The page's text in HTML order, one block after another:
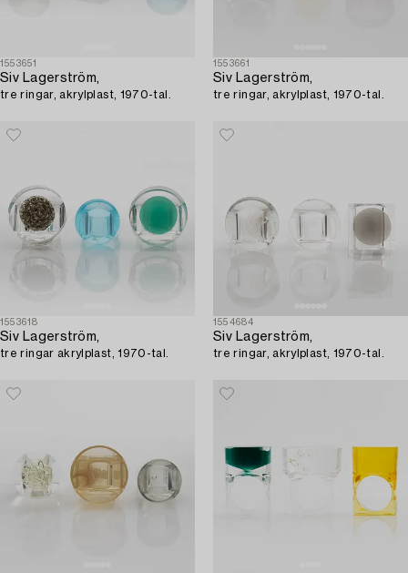
1553651
Siv Lagerström,
tre ringar, akrylplast, 1970-tal.
1553661
Siv Lagerström,
tre ringar, akrylplast, 1970-tal.
1553618
Siv Lagerström,
tre ringar akrylplast, 1970-tal.
1554684
Siv Lagerström,
tre ringar, akrylplast, 1970-tal.